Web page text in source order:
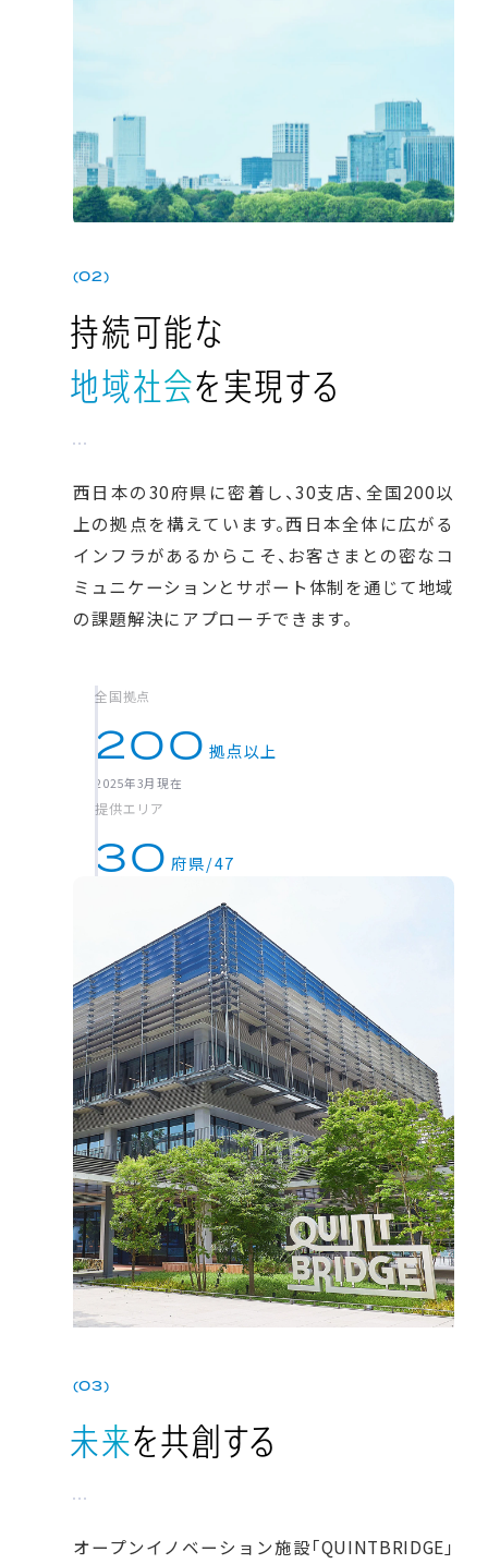
(02)
持続可能な
地域社会を実現する
西日本の30府県に密着し、30支店、全国200以
上の拠点を構えています。西日本全体に広がる
インフラがあるからこそ、お客さまとの密なコ
ミュニケーションとサポート体制を通じて地域
の課題解決にアプローチできます。
全国拠点
200 拠点以上
2025年3月現在
提供エリア
30 府県/47
(03)
未来を共創する
オープンイノベーション施設「QUINTBRIDGE」